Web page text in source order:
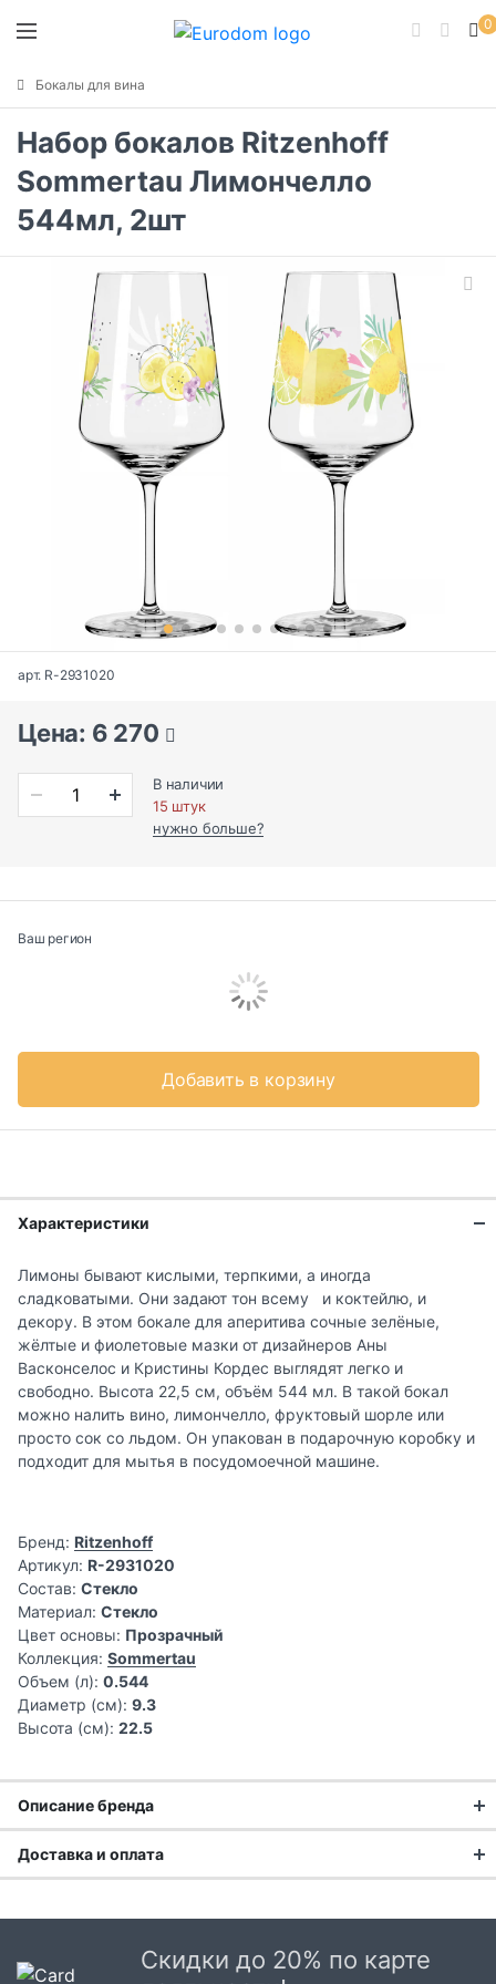
0
Бокалы для вина
Набор бокалов Ritzenhoff
Sommertau Лимончелло
544мл, 2шт
арт. R-2931020
Цена: 6 270
В наличии
15 штук
нужно больше?
Ваш регион
Добавить в корзину
Характеристики
Лимоны бывают кислыми, терпкими, а иногда
сладковатыми. Они задают тон всему и коктейлю, и
декору. В этом бокале для аперитива сочные зелёные,
жёлтые и фиолетовые мазки от дизайнеров Аны
Васконселос и Кристины Кордес выглядят легко и
свободно. Высота 22,5 см, объём 544 мл. В такой бокал
можно налить вино, лимончелло, фруктовый шорле или
просто сок со льдом. Он упакован в подарочную коробку и
подходит для мытья в посудомоечной машине.
Бренд: Ritzenhoff
Артикул: R-2931020
Состав: Стекло
Материал: Стекло
Цвет основы: Прозрачный
Коллекция: Sommertau
Объем (л): 0.544
Диаметр (см): 9.3
Высота (см): 22.5
Описание бренда
Доставка и оплата
Доставка в Москве и области
В Москве и Московской области доставка курьером до
Скидки до 20% по карте